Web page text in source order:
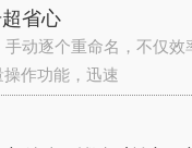
省心
动逐个重命名，不仅
作‌功能，迅速